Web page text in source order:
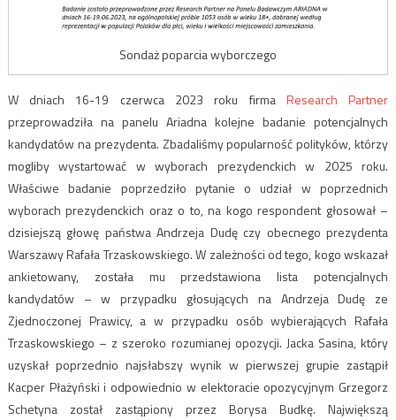
Sondaż poparcia wyborczego
W dniach 16-19 czerwca 2023 roku firma Research Partner
przeprowadziła na panelu Ariadna kolejne badanie potencjalnych
kandydatów na prezydenta. Zbadaliśmy popularność polityków, którzy
mogliby wystartować w wyborach prezydenckich w 2025 roku.
Właściwe badanie poprzedziło pytanie o udział w poprzednich
wyborach prezydenckich oraz o to, na kogo respondent głosował –
dzisiejszą głowę państwa Andrzeja Dudę czy obecnego prezydenta
Warszawy Rafała Trzaskowskiego. W zależności od tego, kogo wskazał
ankietowany, została mu przedstawiona lista potencjalnych
kandydatów – w przypadku głosujących na Andrzeja Dudę ze
Zjednoczonej Prawicy, a w przypadku osób wybierających Rafała
Trzaskowskiego – z szeroko rozumianej opozycji. Jacka Sasina, który
uzyskał poprzednio najsłabszy wynik w pierwszej grupie zastąpił
Kacper Płażyński i odpowiednio w elektoracie opozycyjnym Grzegorz
Schetyna został zastąpiony przez Borysa Budkę. Największą